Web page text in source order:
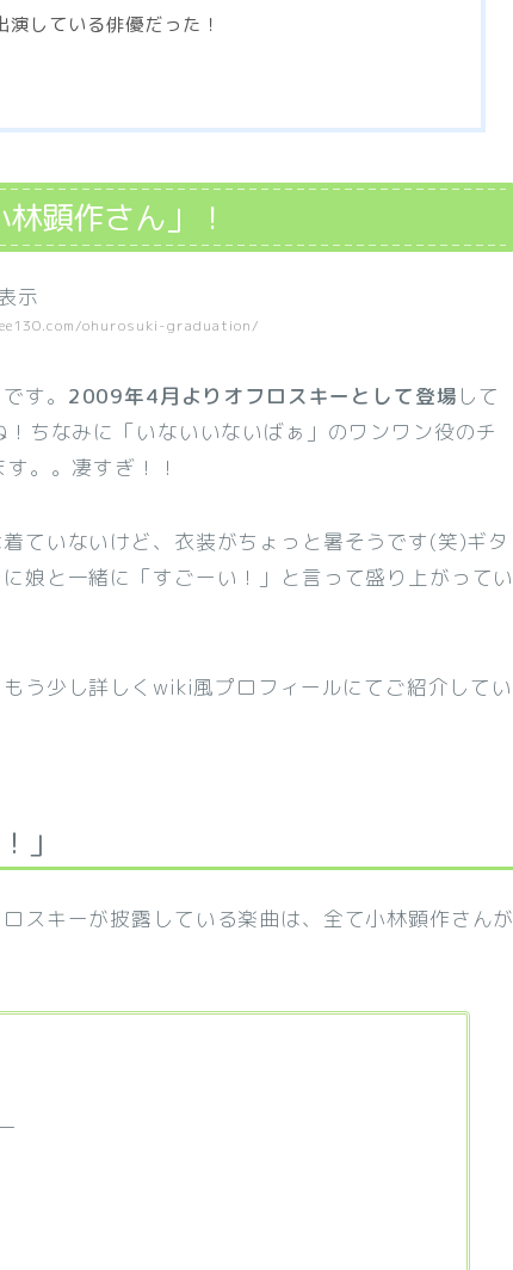
している俳優だった！
顕作さん」！
ohurosuki-graduation/
です。 2009年4月よりオフロスキーとして登場 して
ちなみに「いないいないばぁ」のワンワン役のチ
。。凄すぎ！！
ていないけど、衣装がちょっと暑そうです(笑)ギタ
娘と一緒に「すごーい！」と言って盛り上がってい
う少し詳しくwiki風プロフィールにてご紹介してい
」
スキーが披露している楽曲は、全て小林顕作さんが